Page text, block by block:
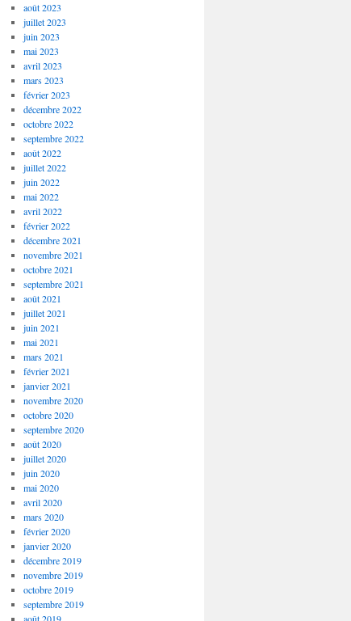
août 2023
juillet 2023
juin 2023
mai 2023
avril 2023
mars 2023
février 2023
décembre 2022
octobre 2022
septembre 2022
août 2022
juillet 2022
juin 2022
mai 2022
avril 2022
février 2022
décembre 2021
novembre 2021
octobre 2021
septembre 2021
août 2021
juillet 2021
juin 2021
mai 2021
mars 2021
février 2021
janvier 2021
novembre 2020
octobre 2020
septembre 2020
août 2020
juillet 2020
juin 2020
mai 2020
avril 2020
mars 2020
février 2020
janvier 2020
décembre 2019
novembre 2019
octobre 2019
septembre 2019